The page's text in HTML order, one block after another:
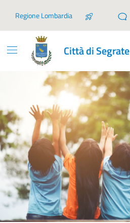
Regione Lombardia
Città di Segrate